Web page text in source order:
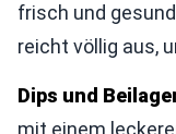
frisch und
reicht völlig aus,
Dips und
mit einem